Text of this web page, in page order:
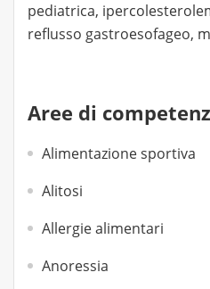
pediatrica,
reflusso gastroesofageo,
Aree di
Alimentazione sportiva
Alitosi
Allergie alimentari
Anoressia